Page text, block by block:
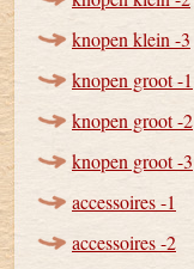
knopen klein -3
knopen groot -1
knopen groot -2
knopen groot -3
accessoires -1
accessoires -2